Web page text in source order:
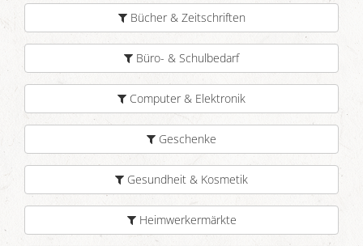
Bücher & Zeitschriften
Büro- & Schulbedarf
Computer & Elektronik
Geschenke
Gesundheit & Kosmetik
Heimwerkermärkte